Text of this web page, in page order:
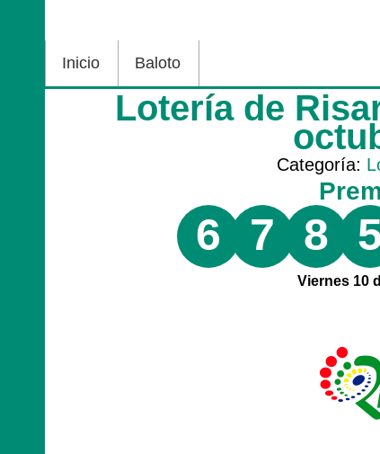
Inicio Baloto
Lotería de
Categoría:
6 7 8
Viernes 10